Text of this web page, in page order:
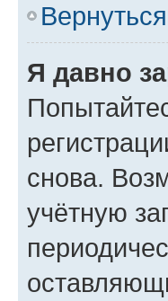
Я давно
снова.
учётную